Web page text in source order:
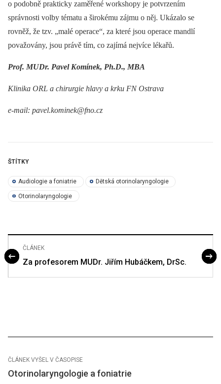
o podobně prakticky zaměřené workshopy je potvrzením
správnosti volby tématu a širokému zájmu o něj. Ukázalo se
rovněž, že tzv. „malé operace“, za které jsou operace mandlí
považovány, jsou právě tím, co zajímá nejvíce lékařů.
Prof. MUDr. Pavel Komínek, Ph.D., MBA
Klinika ORL a chirurgie hlavy a krku FN Ostrava
e-mail: pavel.kominek@fno.cz
ŠTÍTKY
Audiologie a foniatrie Dětská otorinolaryngologie
Otorinolaryngologie
ČLÁNEK
Za profesorem MUDr. Jiřím Hubáčkem, DrSc.
ČLÁNEK VYŠEL V ČASOPISE
Otorinolaryngologie a foniatrie